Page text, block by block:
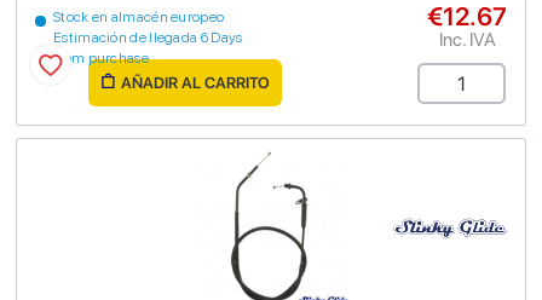
Stock en almacén europeo
Estimación de llegada 6 Days
from purchase
€12.67
Inc. IVA
AÑADIR AL CARRITO